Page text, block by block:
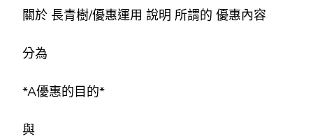
惠
關於 長青樹/優惠運用 說明 所謂的 優惠內容
分為
*A優惠的目的*
與